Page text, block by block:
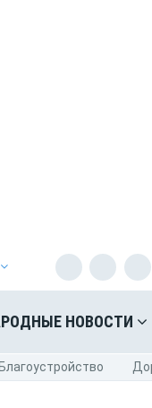
НОВОСТИ
Благоустройство